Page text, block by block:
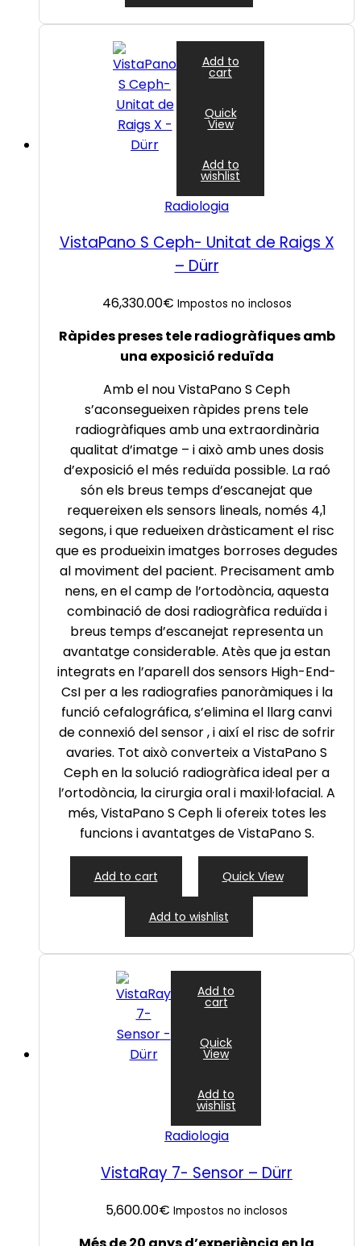
Add to
cart
Quick
View
Add to
wishlist
Radiologia
VistaPano S Ceph- Unitat de Raigs X
– Dürr
46,330.00€ Impostos no inclosos
Ràpides preses tele radiogràfiques amb
una exposició reduïda
Amb el nou VistaPano S Ceph
s’aconsegueixen ràpides prens tele
radiogràfiques amb una extraordinària
qualitat d’imatge – i això amb unes dosis
d’exposició el més reduïda possible. La raó
són els breus temps d’escanejat que
requereixen els sensors lineals, només 4,1
segons, i que redueixen dràsticament el risc
que es produeixin imatges borroses degudes
al moviment del pacient. Precisament amb
nens, en el camp de l’ortodòncia, aquesta
combinació de dosi radiogràfica reduïda i
breus temps d’escanejat representa un
avantatge considerable. Atès que ja estan
integrats en l’aparell dos sensors High-End-
CsI per a les radiografies panoràmiques i la
funció cefalográfica, s’elimina el llarg canvi
de connexió del sensor , i així el risc de sofrir
avaries. Tot això converteix a VistaPano S
Ceph en la solució radiogràfica ideal per a
l’ortodòncia, la cirurgia oral i maxil·lofacial. A
més, VistaPano S Ceph li ofereix totes les
funcions i avantatges de VistaPano S.
Add to cart Quick View
Add to wishlist
Add to
cart
Quick
View
Add to
wishlist
Radiologia
VistaRay 7- Sensor – Dürr
5,600.00€ Impostos no inclosos